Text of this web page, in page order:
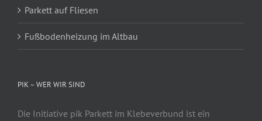
Parkett auf Fliesen
Fußbodenheizung im Altbau
PIK – WER WIR SIND
Die Initiative pik Parkett im Klebeverbund ist ein